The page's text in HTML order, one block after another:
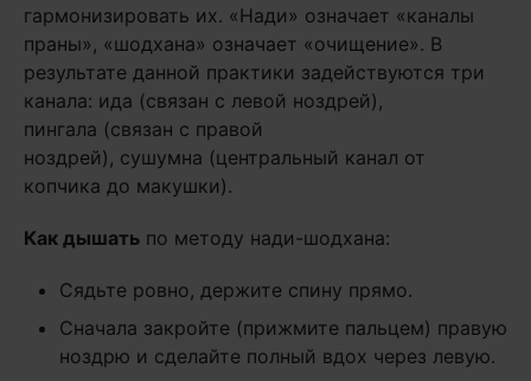
гармонизировать их. «Нади» означает «каналы
праны», «шодхана» означает «очищение». В
результате данной практики задействуются три
канала: ида (связан с левой ноздрей),
пингала (связан с правой
ноздрей), сушумна (центральный канал от
копчика до макушки).
Как дышать по методу нади-шодхана:
Сядьте ровно, держите спину прямо.
Сначала закройте (прижмите пальцем) правую
ноздрю и сделайте полный вдох через левую.